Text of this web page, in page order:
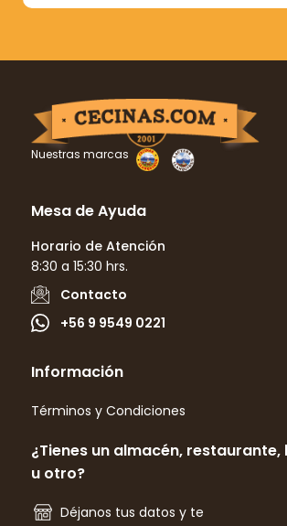
Nuestras marcas
Mesa de Ayuda
Horario de Atención
8:30 a 15:30 hrs.
Contacto
+56 9 9549 0221
Información
Términos y Condiciones
¿Tienes un almacén,
u otro?
Déjanos tus datos y te